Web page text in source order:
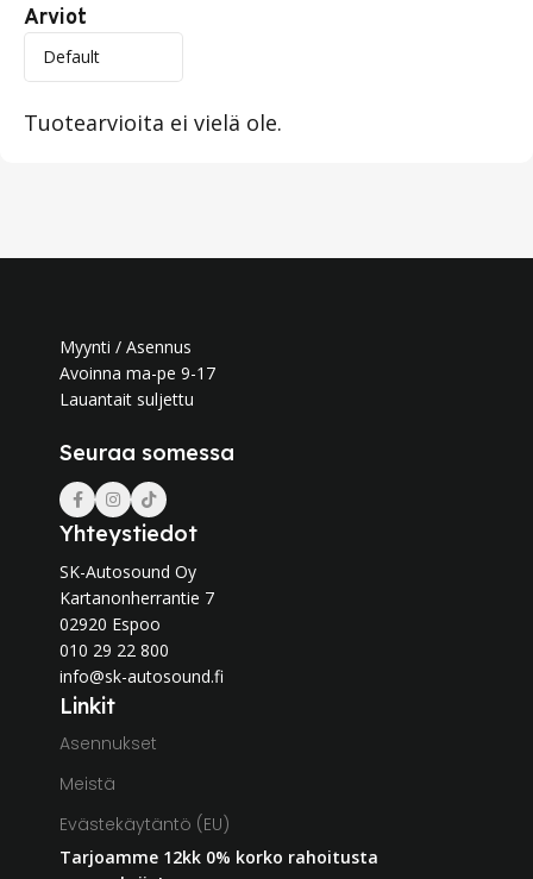
Arviot
Tuotearvioita ei vielä ole.
Myynti / Asennus
Avoinna ma-pe 9-17
Lauantait suljettu
Seuraa somessa
Yhteystiedot
SK-Autosound Oy
Kartanonherrantie 7
02920 Espoo
010 29 22 800
info@sk-autosound.fi
Linkit
Asennukset
Meistä
Evästekäytäntö (EU)
Tarjoamme 12kk 0% korko rahoitusta